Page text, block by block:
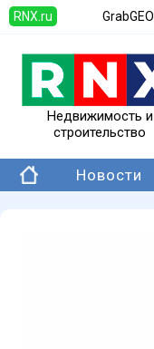
RNX.ru GrabGEO
Недвижимость и
строительство
Новости